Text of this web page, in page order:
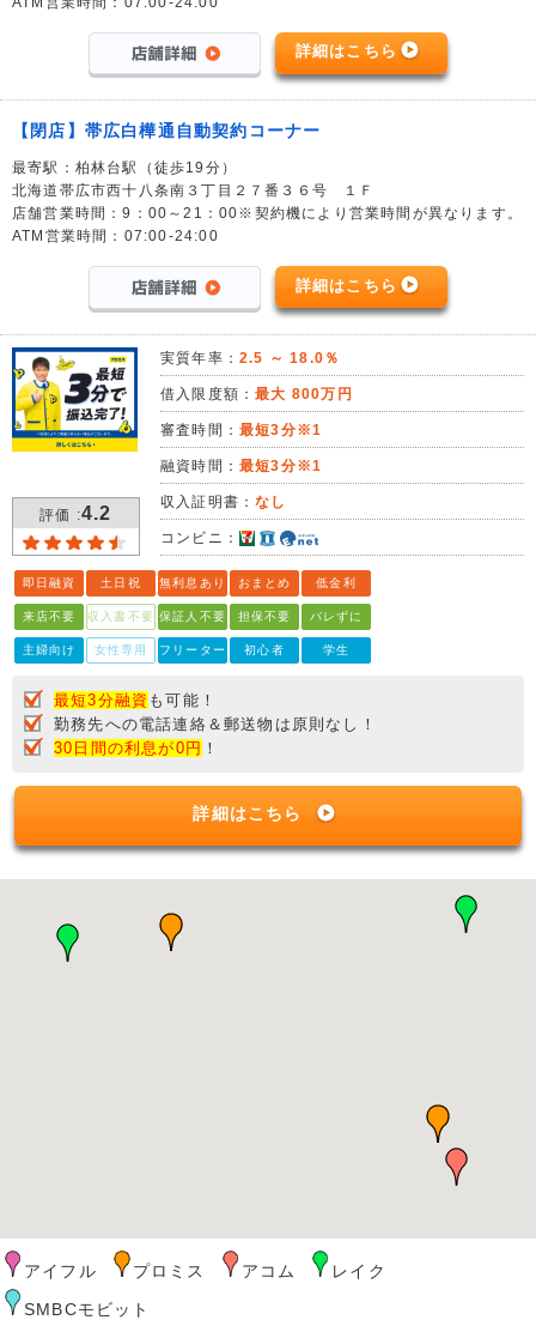
詳細はこちら
【閉店】帯広白樺通自動契約コーナー
最寄駅：柏林台駅（徒歩19分）
北海道帯広市西十八条南３丁目２７番３６号 １Ｆ
店舗営業時間：9：00～21：00※契約機により営業時間が異なります。
ATM営業時間：07:00-24:00
詳細はこちら
評価 :4.2
実質年率： 2.5 ～ 18.0％
借入限度額：最大 800万円
審査時間： 最短3分※1
融資時間： 最短3分※1
収入証明書：なし
コンビニ：
即日融資 土日祝 無利息あり おまとめ 低金利
来店不要 収入書不要 保証人不要 担保不要 バレずに
主婦向け 女性専用 フリーター 初心者 学生
最短3分融資 も可能！
勤務先への電話連絡＆郵送物は原則なし！
30日間の利息が0円 ！
詳細はこちら
アイフル プロミス アコム
レイク
SMBCモビット